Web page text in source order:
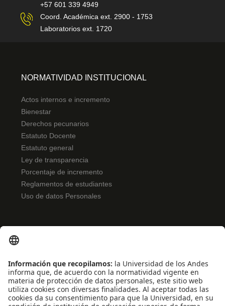
+57 601 339 4949
Coord. Académica ext. 2900 - 1753
Laboratorios ext. 1720
NORMATIVIDAD INSTITUCIONAL
Actos internos e incremento
Bienestar
Derechos pecunarios
Estatuto Docente
Estatuto general
Ley de transparencia
Porcentaje de incremento
Reglamentos de estudiantes
Uso de datos Personales
Noticias
Eventos
Profesores
Iniciativas estudiantiles